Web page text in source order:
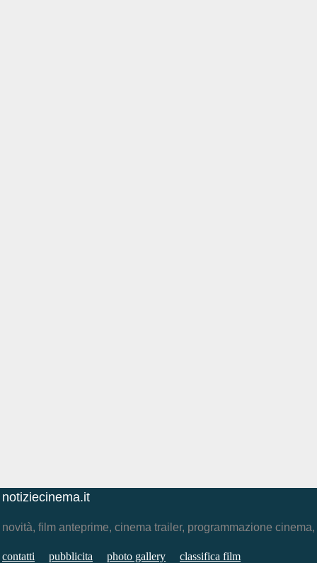
notiziecinema.it
novità, film anteprime, cinema trailer, programmazione
contatti pubblicita photo gallery classifica film